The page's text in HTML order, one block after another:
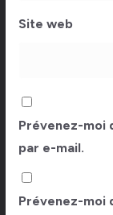
Site web
Prévenez-moi
par e-mail.
Prévenez-moi